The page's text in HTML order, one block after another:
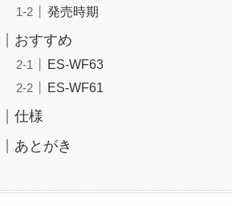
発売時期
おすすめ
ES-WF63
ES-WF61
仕様
あとがき